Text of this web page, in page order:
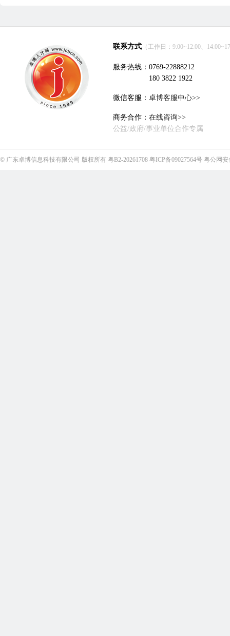
联系方式 （工作日：9:00~12:00、
服务热线：0769-22888212
180 3822 1922
微信客服： 卓博客服中心>>
商务合作： 在线咨询>>
公益/政府/事业单位合作专属
© 广东卓博信息科技有限公司 版权所有 粤B2-20261708 粤ICP备09027564号 粤公网安